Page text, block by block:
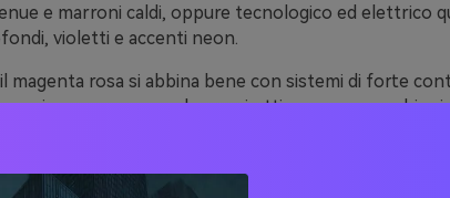
e marroni caldi, oppure tecnologico ed elettrico
violetti e accenti neon.
magenta rosa si abbina bene con sistemi di forte
nero, navy o carbone, si ottiene una gerarchia